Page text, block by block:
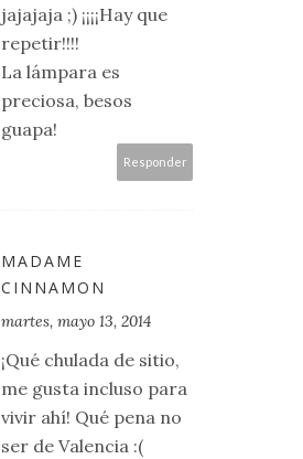
jajajaja ;) ¡¡¡¡Hay que
repetir!!!!
La lámpara es
preciosa, besos
guapa!
Responder
MADAME
CINNAMON
martes, mayo 13, 2014
¡Qué chulada de sitio,
me gusta incluso para
vivir ahí! Qué pena no
ser de Valencia :(